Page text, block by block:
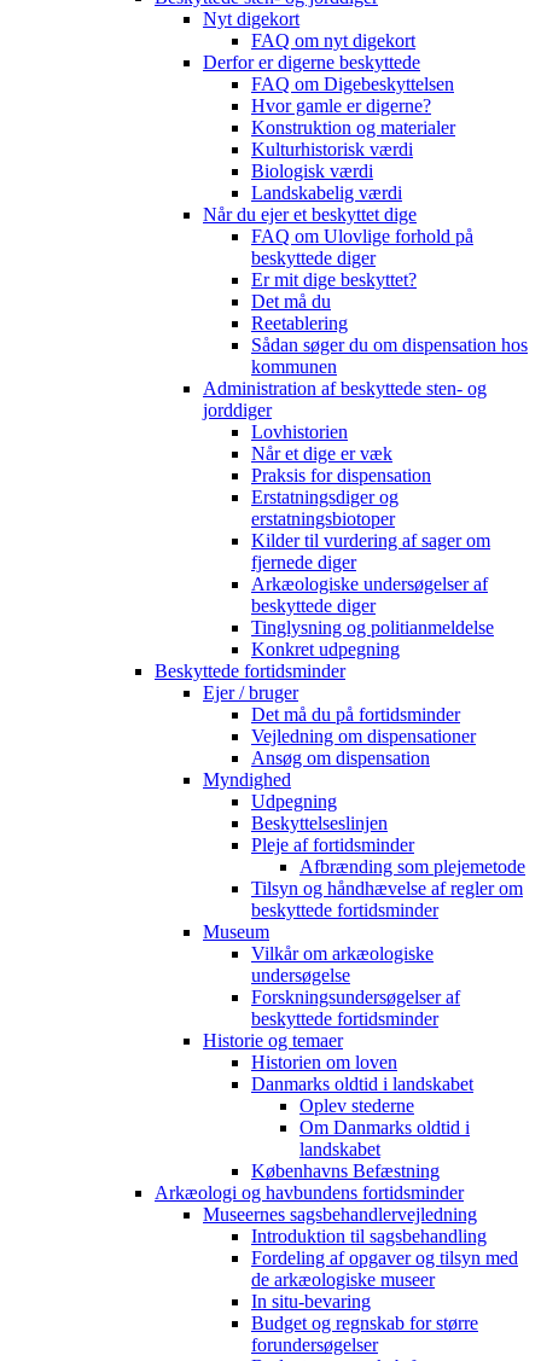
Nyt digekort
FAQ om nyt digekort
Derfor er digerne beskyttede
FAQ om Digebeskyttelsen
Hvor gamle er digerne?
Konstruktion og materialer
Kulturhistorisk værdi
Biologisk værdi
Landskabelig værdi
Når du ejer et beskyttet dige
FAQ om Ulovlige forhold på
beskyttede diger
Er mit dige beskyttet?
Det må du
Reetablering
Sådan søger du om dispensation hos
kommunen
Administration af beskyttede sten- og
jorddiger
Lovhistorien
Når et dige er væk
Praksis for dispensation
Erstatningsdiger og
erstatningsbiotoper
Kilder til vurdering af sager om
fjernede diger
Arkæologiske undersøgelser af
beskyttede diger
Tinglysning og politianmeldelse
Konkret udpegning
Beskyttede fortidsminder
Ejer / bruger
Det må du på fortidsminder
Vejledning om dispensationer
Ansøg om dispensation
Myndighed
Udpegning
Beskyttelseslinjen
Pleje af fortidsminder
Afbrænding som plejemetode
Tilsyn og håndhævelse af regler om
beskyttede fortidsminder
Museum
Vilkår om arkæologiske
undersøgelse
Forskningsundersøgelser af
beskyttede fortidsminder
Historie og temaer
Historien om loven
Danmarks oldtid i landskabet
Oplev stederne
Om Danmarks oldtid i
landskabet
Københavns Befæstning
Arkæologi og havbundens fortidsminder
Museernes sagsbehandlervejledning
Introduktion til sagsbehandling
Fordeling af opgaver og tilsyn med
de arkæologiske museer
In situ-bevaring
Budget og regnskab for større
forundersøgelser